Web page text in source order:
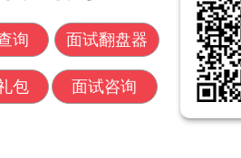
询 面试翻盘器
包 面试咨询